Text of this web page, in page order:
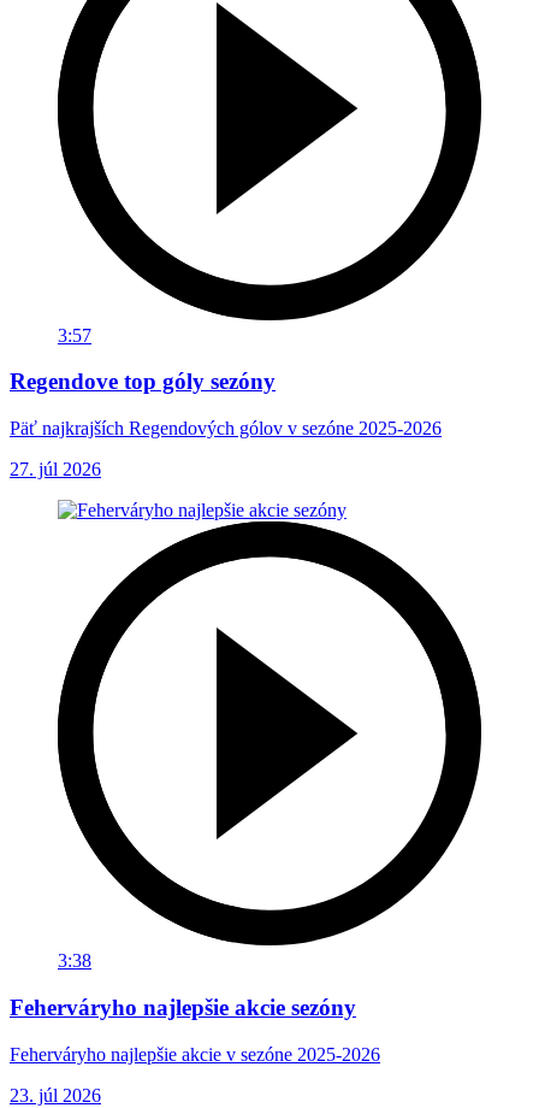
3:57
Regendove top góly sezóny
Päť najkrajších Regendových gólov v sezóne 2025-2026
27. júl 2026
3:38
Feherváryho najlepšie akcie sezóny
Feherváryho najlepšie akcie v sezóne 2025-2026
23. júl 2026